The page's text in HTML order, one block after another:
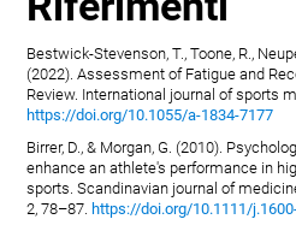
Bestwick-Stevenson, T., Toone, R.,
(2022). Assessment of Fatigue and
Review. International journal of sports
https://doi.org/10.1055/a-1834-7177
Birrer, D., & Morgan, G. (2010).
enhance an athlete's performance in
sports. Scandinavian journal of
2, 78–87. https://doi.org/10.1111/